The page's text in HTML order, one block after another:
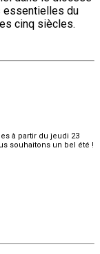
essentielles du
cinq siècles.
à partir du jeudi 23
souhaitons un bel été !